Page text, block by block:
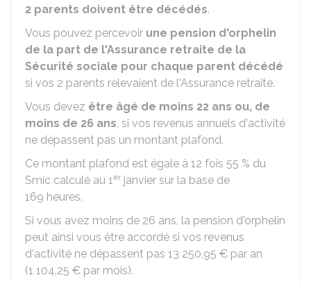
2 parents doivent être décédés.
Vous pouvez percevoir une pension d'orphelin
de la part de l'Assurance retraite de la
Sécurité sociale pour chaque parent décédé
si vos 2 parents relevaient de l'Assurance retraite.
Vous devez être âgé de moins 22 ans ou, de
moins de 26 ans, si vos revenus annuels d'activité
ne dépassent pas un montant plafond.
Ce montant plafond est égale à 12 fois 55 % du
Smic calculé au 1er janvier sur la base de
169 heures.
Si vous avez moins de 26 ans, la pension d'orphelin
peut ainsi vous être accordé si vos revenus
d'activité ne dépassent pas 13 250,95 € par an
(1 104,25 € par mois).